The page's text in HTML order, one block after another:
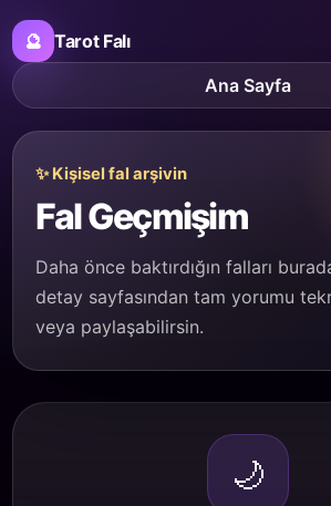
🔮 Tarot Falı
Ana Sayfa
✨ Kişisel fal arşivin
Fal Geçmişim
Daha önce baktırdığın falları
detay sayfasından tam yorumu
veya paylaşabilirsin.
🌙